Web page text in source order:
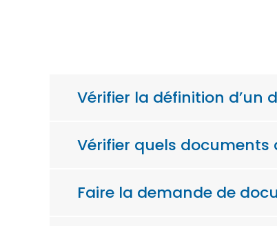
Vérifier la définition
Vérifier quels
Faire la demande de